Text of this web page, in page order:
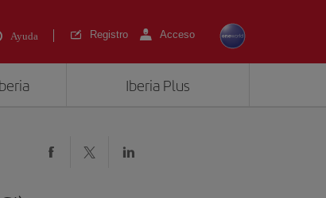
Ayuda Registro Acceso
Iberia Plus